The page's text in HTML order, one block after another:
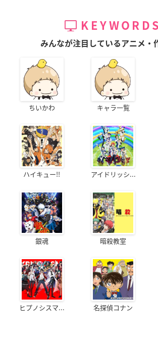
KEYWORDS
みんなが注目しているアニメ・
ちいかわ キャラ一覧
ハイキュー!! アイドリッシ...
銀魂 暗殺教室
ヒプノシスマ... 名探偵コナン